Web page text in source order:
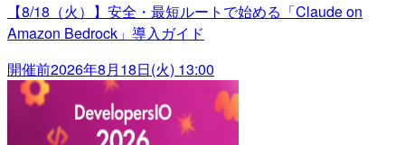
【8/18（火）】安全・最短ルートで始める「Claude on
Amazon Bedrock」導入ガイド
開催前2026年8月18日(火) 13:00